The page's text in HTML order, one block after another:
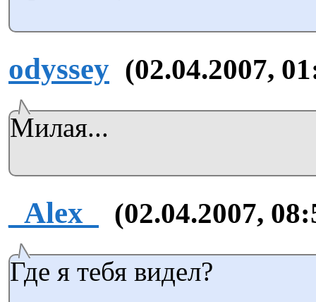
odyssey (02.04.2007,
Милая...
_Alex_ (02.04.2007,
Где я тебя видел?